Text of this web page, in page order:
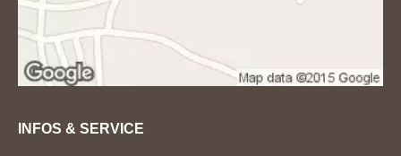
INFOS & SERVICE